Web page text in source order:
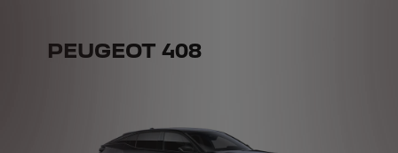
PEUGEOT 408